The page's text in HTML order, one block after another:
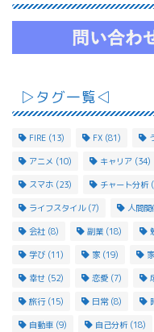
▷タグ一覧◁
FIRE (13) FX (81)
アニメ (10) キャリア (34)
スマホ (23) チャート分析
ライフスタイル(7) 人間関
会社 (8) 副業 (18)
学び (11) 家 (19)
幸せ (52) 恋愛 (7)
旅行(15) 日常(8)
自動車 (9) 自己分析 (18)